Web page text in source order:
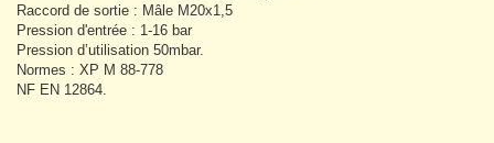
Raccord de sortie : Mâle M20x1,5
Pression d'entrée : 1-16 bar
Pression d’utilisation 50mbar.
Normes : XP M 88-778
NF EN 12864.